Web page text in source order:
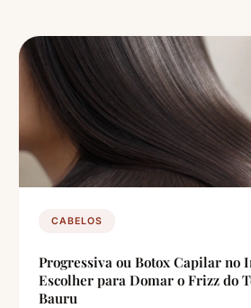
CABELOS
Progressiva ou Botox Capilar no
Escolher para Domar o Frizz do
Bauru